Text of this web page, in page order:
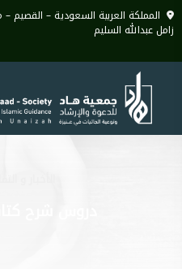
المملكة العربية السعودية – القصيم
زامل عبدالله السليم